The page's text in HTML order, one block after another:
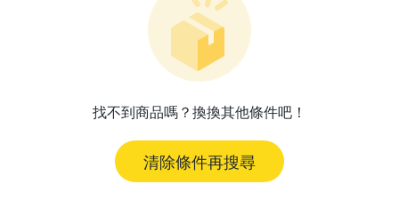
找不到商品嗎？換換其他條件吧！
清除條件再搜尋